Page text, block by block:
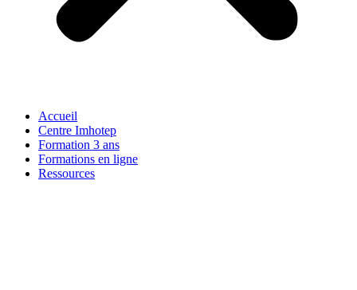
Accueil
Centre Imhotep
Formation 3 ans
Formations en ligne
Ressources